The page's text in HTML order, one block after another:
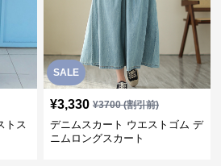
トス
SALE
¥3,330 ¥3700(割引前)
デニムスカート ウエストゴム デ
ニムロングスカート